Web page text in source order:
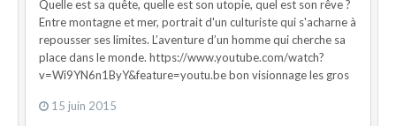
Quelle est sa quête, quelle est son utopie, quel est son rêve ?
Entre montagne et mer, portrait d'un culturiste qui s'acharne à
repousser ses limites. L’aventure d’un homme qui cherche sa
place dans le monde. https://www.youtube.com/watch?
v=Wi9YN6n1ByY&feature=youtu.be bon visionnage les gros
15 juin 2015